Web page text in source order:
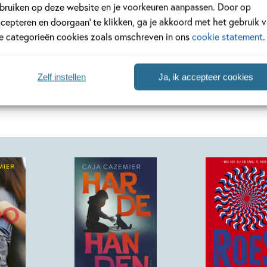
op deze website en je voorkeuren aanpassen. Door op
en doorgaan’ te klikken, ga je akkoord met het gebruik
categorieën cookies zoals omschreven in onscookie statement.
Ja, ik accepteer cookies
Zelf instellen
Bekijk alle artikelen
Paperback Paperback